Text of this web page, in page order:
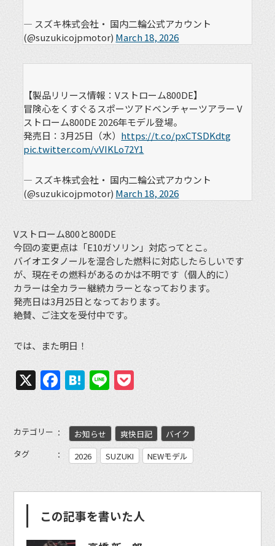
— スズキ株式会社・ 国内二輪公式アカウント
(@suzukicojpmotor) March 18, 2026
【製品リリース情報：Vストローム800DE】
冒険心をくすぐるスポーツアドベンチャーツアラー V
ストローム800DE 2026年モデル登場。
発売日：3月25日（水） https://t.co/pxCTSDKdtg
pic.twitter.com/vVIKLo72Y1
— スズキ株式会社・ 国内二輪公式アカウント
(@suzukicojpmotor) March 18, 2026
Vストローム800と800DE
今回の変更点は「E10ガソリン」対応ってとこ。
バイオエタノールを混合した燃料に対応したらしいです
が、現在その燃料があるのかは不明です（個人的に）
カラーは全カラー継続カラーとなっております。
発売日は3月25日となっております。
絶賛、ご注文を受付中です。
では、また明日！
X Facebook
Hatena
Line
カテゴリー お知らせ 爽快日記
バイク
タグ
2026 SUZUKI NEWモデル
この記事を書いた人